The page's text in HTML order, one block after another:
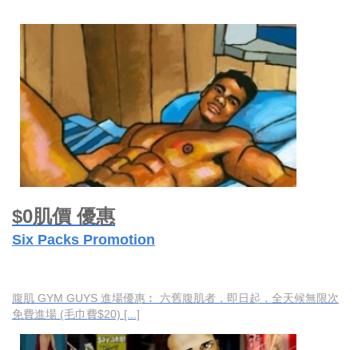
$0肌價 優惠
Six Packs Promotion
腹肌 GYM GUYS 進場優惠︰ 六舊腹肌者，即日起，全天候無限次
免費進場 (毛巾費$20) [...]